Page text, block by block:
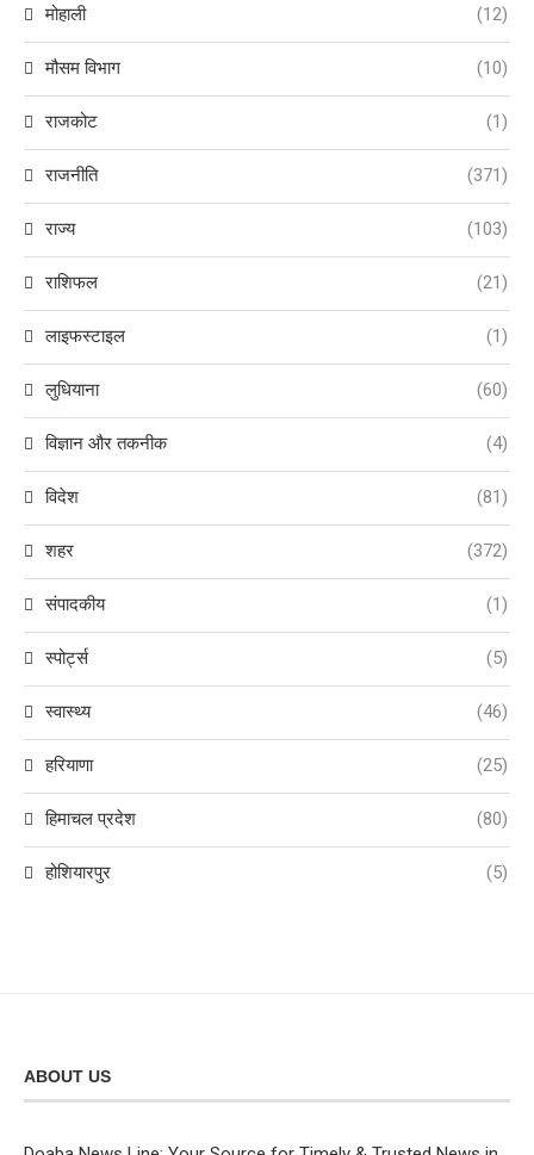
मोहाली (12)
मौसम विभाग (10)
राजकोट (1)
राजनीति (371)
राज्य (103)
राशिफल (21)
लाइफस्टाइल (1)
लुधियाना (60)
विज्ञान और तकनीक (4)
विदेश (81)
शहर (372)
संपादकीय (1)
स्पोर्ट्स (5)
स्वास्थ्य (46)
हरियाणा (25)
हिमाचल प्रदेश (80)
होशियारपुर (5)
ABOUT US